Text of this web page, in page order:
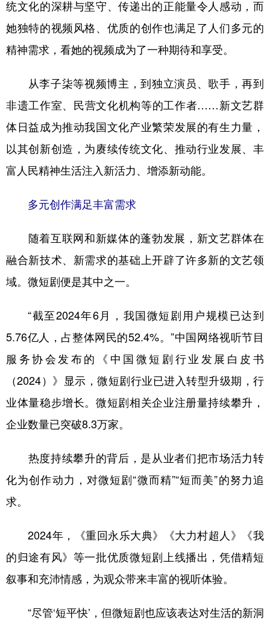
北京 天津 河北 山西
辽宁 吉林 上海 江苏
山东 河南 湖北 湖南
广东 广西 海南 重庆
四川 贵州 云南 西藏
陕西 甘肃 青海
新疆 内蒙古
多语种频道
Deutsch Português
统文化的深耕与坚守、传递出的正能量令人感动，而
她独特的视频风格、优质的创作也满足了人们多元的
精神需求，看她的视频成为了一种期待和享受。
从李子柒等视频博主，到独立演员、歌手，再到
非遗工作室、民营文化机构等的工作者……新文艺群
体日益成为推动我国文化产业繁荣发展的有生力量，
以其创新创造，为赓续传统文化、推动行业发展、丰
富人民精神生活注入新活力、增添新动能。
多元创作满足丰富需求
随着互联网和新媒体的蓬勃发展，新文艺群体在
融合新技术、新需求的基础上开辟了许多新的文艺领
域。微短剧便是其中之一。
“截至2024年6月，我国微短剧用户规模已达到
5.76亿人，占整体网民的52.4%。”中国网络视听节目
服务协会发布的《中国微短剧行业发展白皮书
（2024）》显示，微短剧行业已进入转型升级期，行
业体量稳步增长。微短剧相关企业注册量持续攀升，
企业数量已突破8.3万家。
热度持续攀升的背后，是从业者们把市场活力转
化为创作动力，对微短剧“微而精”“短而美”的努力追
求。
2024年，《重回永乐大典》《大力村超人》《我
的归途有风》等一批优质微短剧上线播出，凭借精短
叙事和充沛情感，为观众带来丰富的视听体验。
“尽管‘短平快’，但微短剧也应该表达对生活的新洞